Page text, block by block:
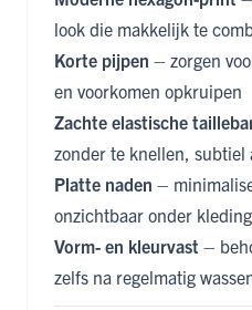
look die makkelijk te
Korte pijpen – zorgen
en voorkomen opkruipen
Zachte elastische
zonder te knellen, subtiel
Platte naden –
onzichtbaar onder kleding
Vorm- en kleurvast –
zelfs na regelmatig